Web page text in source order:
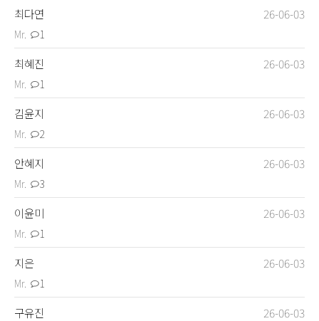
Contact 연락처 및 오시는 길
Q&A 문의 게시판
Login Sign up
Mr. 1
최다연 26-06-03
Mr. 1
최혜진 26-06-03
Mr. 2
김윤지 26-06-03
Mr. 3
안혜지 26-06-03
Mr. 1
이윤미 26-06-03
Mr. 1
지은 26-06-03
구유진 26-06-03